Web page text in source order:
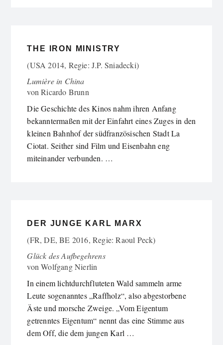
THE IRON MINISTRY
(USA 2014, Regie: J.P. Sniadecki)
Lumière in China
vonRicardo Brunn
Die Geschichte des Kinos nahm ihren Anfang
bekanntermaßen mit der Einfahrt eines Zuges in den
kleinen Bahnhof der südfranzösischen Stadt La
Ciotat. Seither sind Film und Eisenbahn eng
miteinander verbunden. …
DER JUNGE KARL MARX
(FR, DE, BE 2016, Regie: Raoul Peck)
Glück des Aufbegehrens
vonWolfgang Nierlin
In einem lichtdurchfluteten Wald sammeln arme
Leute sogenanntes „Raffholz“, also abgestorbene
Äste und morsche Zweige. „Vom Eigentum
getrenntes Eigentum“ nennt das eine Stimme aus
dem Off, die dem jungen Karl …